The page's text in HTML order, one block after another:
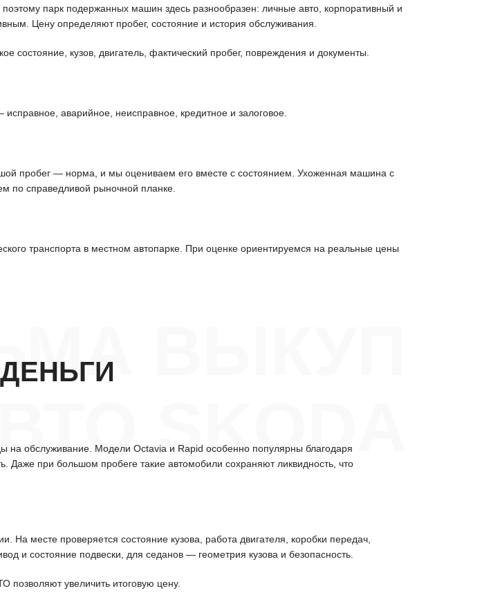
парк подержанных машин здесь разнообразен: личные авто, корпоративный и
Цену определяют пробег, состояние и история обслуживания.
кузов, двигатель, фактический пробег, повреждения и документы.
аварийное, неисправное, кредитное и залоговое.
пробег — норма, и мы оцениваем его вместе с состоянием. Ухоженная машина с
по справедливой рыночной планке.
транспорта в местном автопарке. При оценке ориентируемся на реальные цены
ВЫКУП
SKODA
на обслуживание. Модели Octavia и Rapid особенно популярны благодаря
Даже при большом пробеге такие автомобили сохраняют ликвидность, что
месте проверяется состояние кузова, работа двигателя, коробки передач,
и состояние подвески, для седанов — геометрия кузова и безопасность.
позволяют увеличить итоговую цену.